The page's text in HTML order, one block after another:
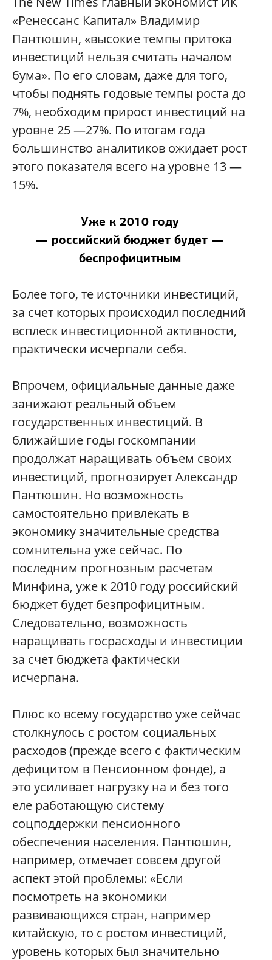
«Ренессанс Капитал» Владимир
Пантюшин, «высокие темпы притока
инвестиций нельзя считать началом
бума». По его словам, даже для того,
чтобы поднять годовые темпы роста до
7%, необходим прирост инвестиций на
уровне 25 —27%. По итогам года
большинство аналитиков ожидает рост
этого показателя всего на уровне 13 —
15%.
Уже к 2010 году
— российский бюджет будет —
беспрофицитным
Более того, те источники инвестиций,
за счет которых происходил последний
всплеск инвестиционной активности,
практически исчерпали себя.
Впрочем, официальные данные даже
занижают реальный объем
государственных инвестиций. В
ближайшие годы госкомпании
продолжат наращивать объем своих
инвестиций, прогнозирует Александр
Пантюшин. Но возможность
самостоятельно привлекать в
экономику значительные средства
сомнительна уже сейчас. По
последним прогнозным расчетам
Минфина, уже к 2010 году российский
бюджет будет безпрофицитным.
Следовательно, возможность
наращивать госрасходы и инвестиции
за счет бюджета фактически
исчерпана.
Плюс ко всему государство уже сейчас
столкнулось с ростом социальных
расходов (прежде всего с фактическим
дефицитом в Пенсионном фонде), а
это усиливает нагрузку на и без того
еле работающую систему
соцподдержки пенсионного
обеспечения населения. Пантюшин,
например, отмечает совсем другой
аспект этой проблемы: «Если
посмотреть на экономики
развивающихся стран, например
китайскую, то с ростом инвестиций,
уровень которых был значительно